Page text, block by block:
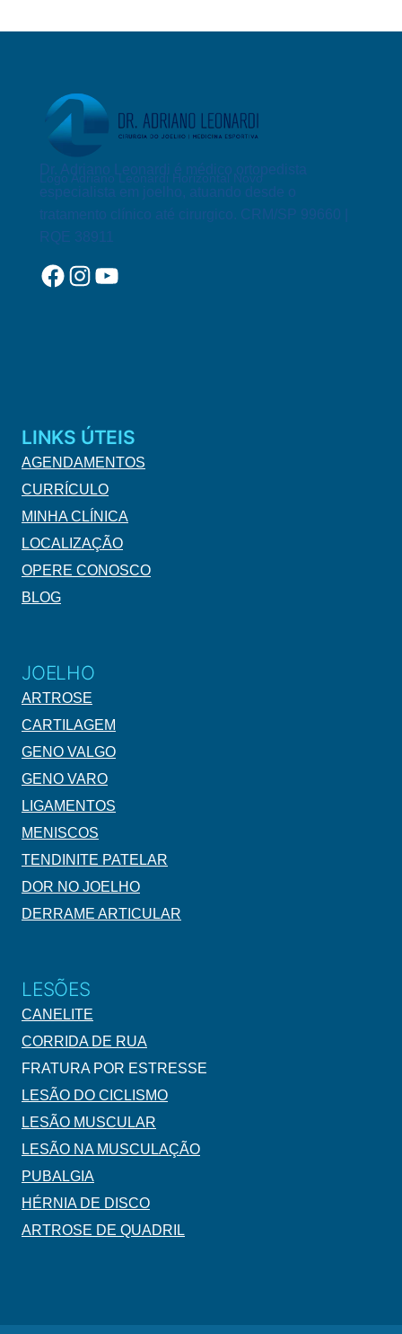
COMO
PREVENIR!
Logo Adriano Leonardi Horizontal Novo
Dr. Adriano Leonardi é médico ortopedista
especialista em joelho, atuando desde o
tratamento clínico até cirurgico. CRM/SP 99660 |
RQE 38911
Facebook
Instagram
YouTube
LINKS ÚTEIS
AGENDAMENTOS
CURRÍCULO
MINHA CLÍNICA
LOCALIZAÇÃO
OPERE CONOSCO
BLOG
JOELHO
ARTROSE
CARTILAGEM
GENO VALGO
GENO VARO
LIGAMENTOS
MENISCOS
TENDINITE PATELAR
DOR NO JOELHO
DERRAME ARTICULAR
LESÕES
CANELITE
CORRIDA DE RUA
FRATURA POR ESTRESSE
LESÃO DO CICLISMO
LESÃO MUSCULAR
LESÃO NA MUSCULAÇÃO
PUBALGIA
HÉRNIA DE DISCO
ARTROSE DE QUADRIL